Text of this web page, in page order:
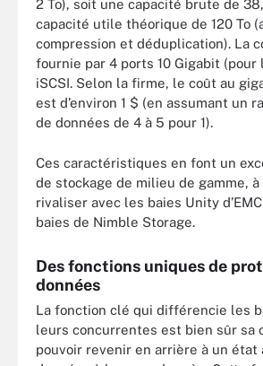
2 To), soit une capacité brute de
capacité utile théorique de 120 To
compression et déduplication). La
fournie par 4 ports 10 Gigabit (pour
iSCSI. Selon la firme, le coût au
est d’environ 1 $ (en assumant un
de données de 4 à 5 pour 1).
Ces caractéristiques en font un
de stockage de milieu de gamme, à
rivaliser avec les baies Unity
baies de Nimble Storage.
Des fonctions uniques de
données
La fonction clé qui différencie les
leurs concurrentes est bien sûr sa
pouvoir revenir en arrière à un état